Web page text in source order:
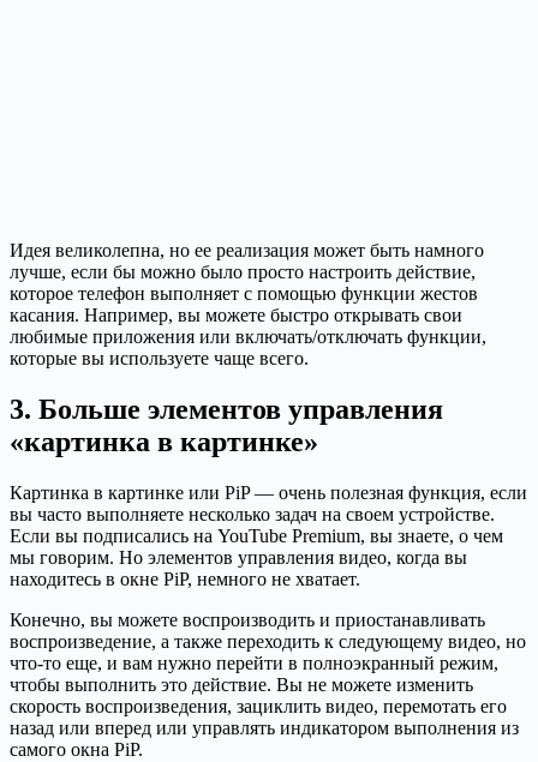
Идея великолепна, но ее реализация может быть намного
лучше, если бы можно было просто настроить действие,
которое телефон выполняет с помощью функции жестов
касания. Например, вы можете быстро открывать свои
любимые приложения или включать/отключать функции,
которые вы используете чаще всего.
3. Больше элементов управления
«картинка в картинке»
Картинка в картинке или PiP — очень полезная функция, если
вы часто выполняете несколько задач на своем устройстве.
Если вы подписались на YouTube Premium, вы знаете, о чем
мы говорим. Но элементов управления видео, когда вы
находитесь в окне PiP, немного не хватает.
Конечно, вы можете воспроизводить и приостанавливать
воспроизведение, а также переходить к следующему видео, но
что-то еще, и вам нужно перейти в полноэкранный режим,
чтобы выполнить это действие. Вы не можете изменить
скорость воспроизведения, зациклить видео, перемотать его
назад или вперед или управлять индикатором выполнения из
самого окна PiP.